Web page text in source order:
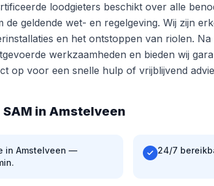
loodgieters beschikt over alle
de geldende wet- en regelgeving. Wij zijn
en het ontstoppen van riolen.
werkzaamheden en bieden wij
op voor een snelle hulp of vrijblijvend
in Amstelveen
in Amstelveen —
24/7